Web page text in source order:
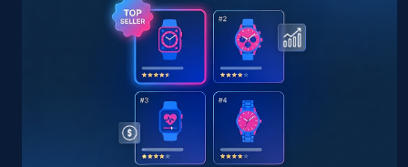
eBay - Gather data on products using
specified keywords
URL, Product id, Title, Seller name, Seller rating,
Seller reviews, Breadcrumbs, Root category, and